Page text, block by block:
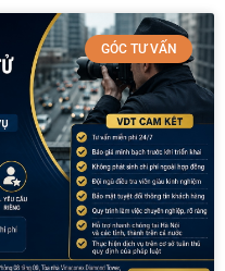
GÓC TƯ VẤN